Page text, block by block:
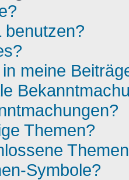
benutzen?
meine
Themen?
Symbole?